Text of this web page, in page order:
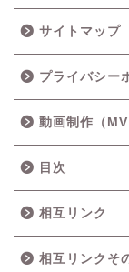
サイトマップ
プライバシー
動画制作（
目次
相互リンク
相互リンクそ